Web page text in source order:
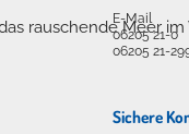
rauschende Meer
E-Mail
06205 21-0
06205 21-
Sichere